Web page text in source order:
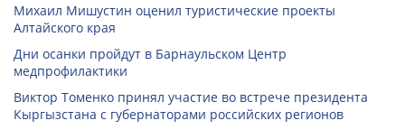
Михаил Мишустин оценил туристические проекты
Алтайского края
Дни осанки пройдут в Барнаульском Центр
медпрофилактики
Виктор Томенко принял участие во встрече президента
Кыргызстана с губернаторами российских регионов